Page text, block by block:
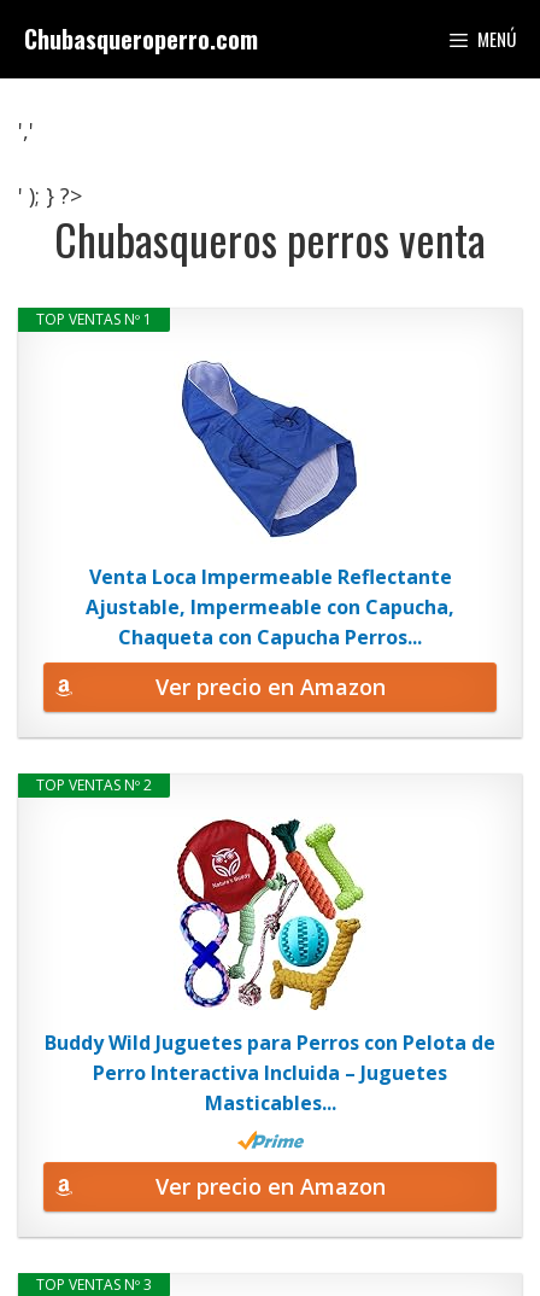
contenido
Chubasqueroperro.com MENÚ
','
' ); } ?>
Chubasqueros perros venta
TOP VENTAS Nº 1
Venta Loca Impermeable Reflectante
Ajustable, Impermeable con Capucha,
Chaqueta con Capucha Perros...
Ver precio en Amazon
TOP VENTAS Nº 2
Buddy Wild Juguetes para Perros con Pelota de
Perro Interactiva Incluida – Juguetes
Masticables...
Ver precio en Amazon
TOP VENTAS Nº 3